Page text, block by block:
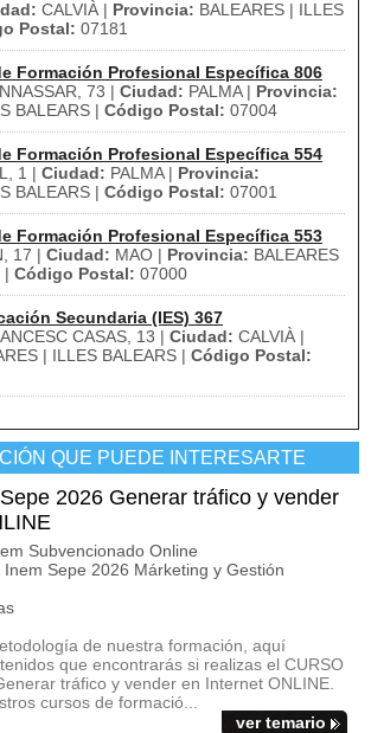
CALVIÀ | Provincia: BALEARES | ILLES
Postal: 07181
Formación Profesional Específica 806
73 | Ciudad: PALMA | Provincia:
BALEARS | Código Postal: 07004
Formación Profesional Específica 554
1 | Ciudad: PALMA | Provincia:
BALEARS | Código Postal: 07001
Formación Profesional Específica 553
17 | Ciudad: MAO | Provincia: BALEARES
| Código Postal: 07000
Secundaria (IES) 367
CASAS, 13 | Ciudad: CALVIÀ |
| ILLES BALEARS | Código Postal:
QUE PUEDE INTERESARTE
2026 Generar tráfico y vender
Subvencionado Online
Inem Sepe 2026 Márketing y Gestión
de nuestra formación, aquí
que encontrarás si realizas el CURSO
tráfico y vender en Internet ONLINE.
cursos de formació...
ver temario